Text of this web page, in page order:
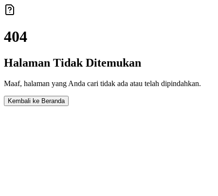
404
Halaman Tidak Ditemukan
Maaf, halaman yang Anda cari tidak ada atau telah dipindahkan.
Kembali ke Beranda